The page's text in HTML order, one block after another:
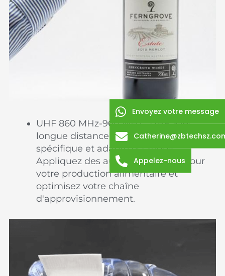
UHF 860 MHz-960 MHz : UHF avec
longue distance de lecture, un lecteur
spécifique et adapté est requis.
Appliquez des autocollants UHF pour
votre production alimentaire et
optimisez votre chaîne
d'approvisionnement.
Envoyez votre message
Appelez-nous